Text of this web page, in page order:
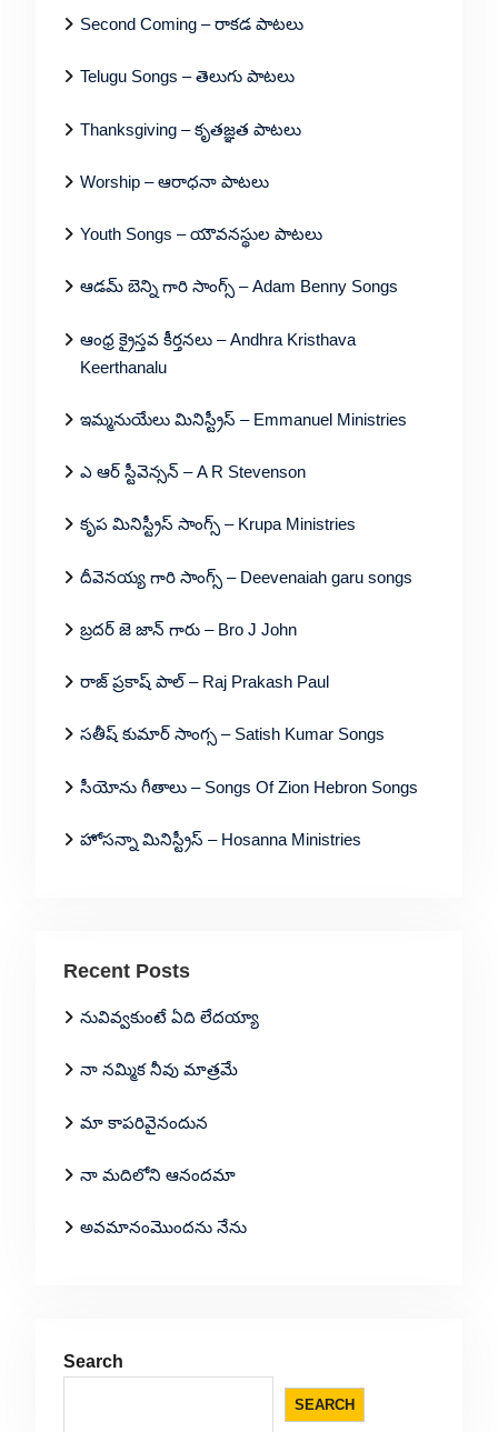
Second Coming – రాకడ పాటలు
Telugu Songs – తెలుగు పాటలు
Thanksgiving – కృతజ్ఞత పాటలు
Worship – ఆరాధనా పాటలు
Youth Songs – యౌవనస్థుల పాటలు
ఆడమ్ బెన్ని గారి సాంగ్స్ – Adam Benny Songs
ఆంధ్ర క్రైస్తవ కీర్తనలు – Andhra Kristhava
Keerthanalu
ఇమ్మనుయేలు మినిస్ట్రీస్ – Emmanuel Ministries
ఎ ఆర్ స్టీవెన్సన్ – A R Stevenson
కృప మినిస్ట్రీస్ సాంగ్స్ – Krupa Ministries
దీవెనయ్య గారి సాంగ్స్ – Deevenaiah garu songs
బ్రదర్ జె జాన్ గారు – Bro J John
రాజ్ ప్రకాష్ పాల్ – Raj Prakash Paul
సతీష్ కుమార్ సాంగ్స – Satish Kumar Songs
సీయోను గీతాలు – Songs Of Zion Hebron Songs
హోసన్నా మినిస్ట్రీస్ – Hosanna Ministries
Recent Posts
నువివ్వకుంటే ఏది లేదయ్యా
నా నమ్మిక నీవు మాత్రమే
మా కాపరివైనందున
నా మదిలోని ఆనందమా
అవమానంమొందను నేను
Search
SEARCH